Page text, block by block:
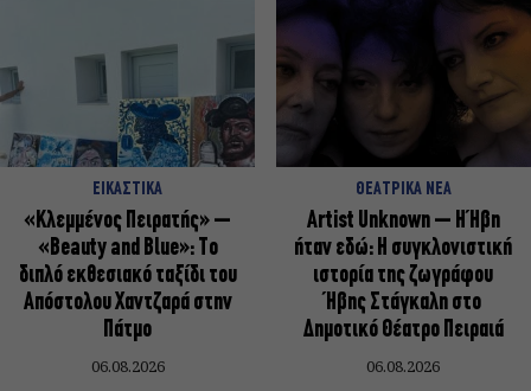
ΕΙΚΑΣΤΙΚΑ
«Κλεμμένος Πειρατής» –
«Beauty and Blue»: Το
διπλό εκθεσιακό ταξίδι του
Απόστολου Χαντζαρά στην
Πάτμο
06.08.2026
ΘΕΑΤΡΙΚΑ ΝΕΑ
Artist Unknown – Η Ήβη
ήταν εδώ: Η συγκλονιστική
ιστορία της ζωγράφου
Ήβης Στάγκαλη στο
Δημοτικό Θέατρο Πειραιά
06.08.2026